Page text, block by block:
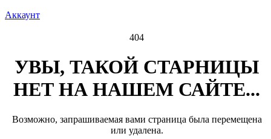
Аккаунт
404
УВЫ, ТАКОЙ СТАРНИЦЫ
НЕТ НА НАШЕМ САЙТЕ...
Возможно, запрашиваемая вами страница была перемещена
или удалена.